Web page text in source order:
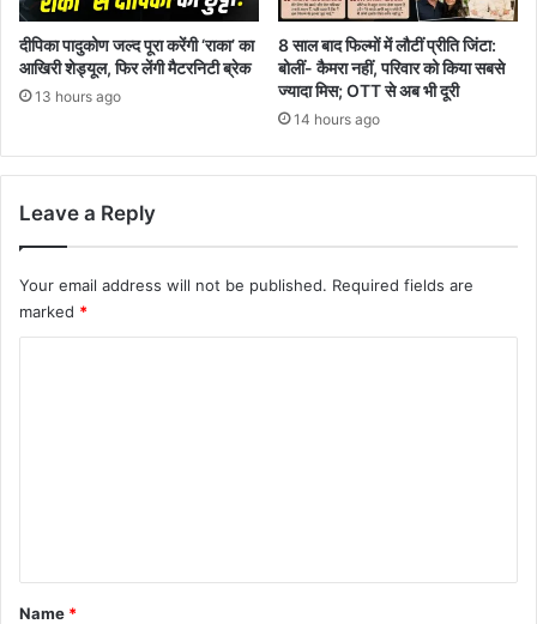
दीपिका पादुकोण जल्द पूरा करेंगी ‘राका’ का
आखिरी शेड्यूल, फिर लेंगी मैटरनिटी ब्रेक
13 hours ago
8 साल बाद फिल्मों में लौटीं प्रीति जिंटा:
बोलीं- कैमरा नहीं, परिवार को किया सबसे
ज्यादा मिस; OTT से अब भी दूरी
14 hours ago
Leave a Reply
Your email address will not be published. Required fields are
marked *
*
Name *